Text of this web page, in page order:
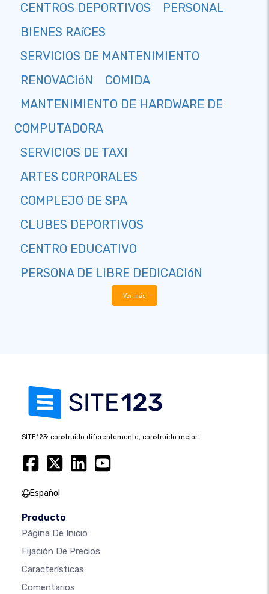
CENTROS DEPORTIVOS
PERSONAL
BIENES RAíCES
SERVICIOS DE MANTENIMIENTO
RENOVACIóN
COMIDA
MANTENIMIENTO DE HARDWARE DE
COMPUTADORA
SERVICIOS DE TAXI
ARTES CORPORALES
COMPLEJO DE SPA
CLUBES DEPORTIVOS
CENTRO EDUCATIVO
PERSONA DE LIBRE DEDICACIóN
Ver más
SITE123: construido diferentemente, construido mejor.
Español
Producto
Página De Inicio
Fijación De Precios
Características
Comentarios